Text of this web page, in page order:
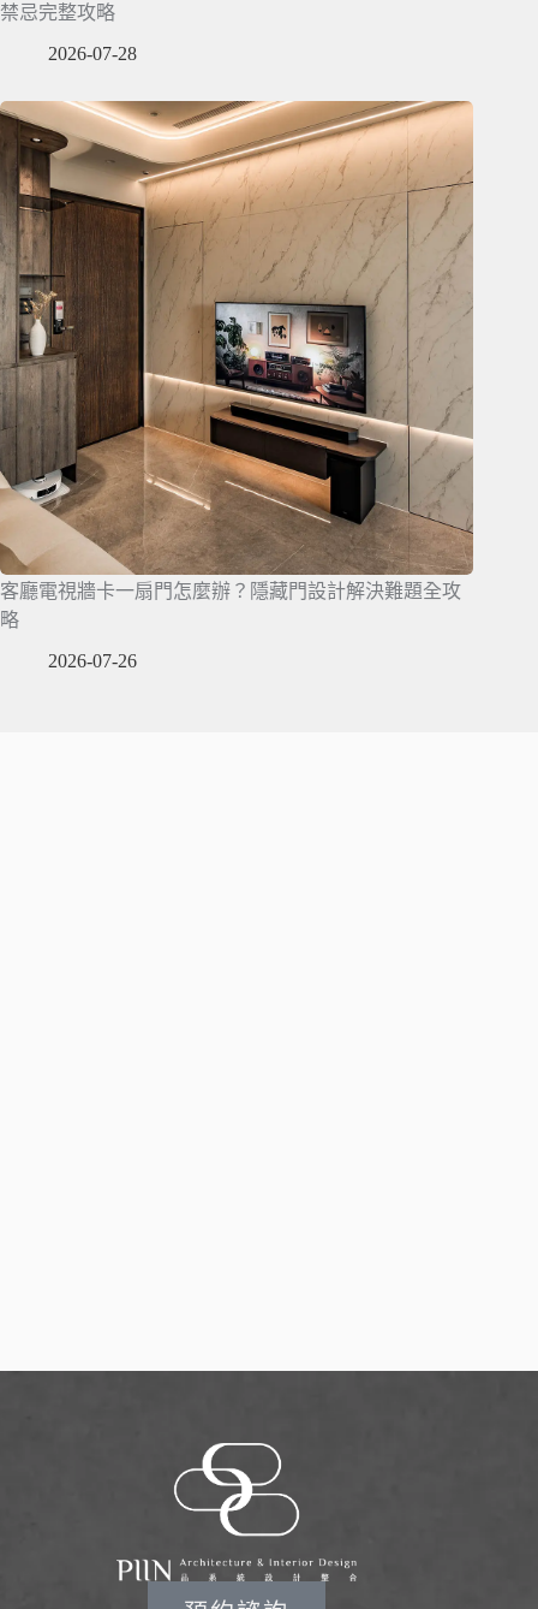
禁忌完整攻略
2026-07-28
客廳電視牆卡一扇門怎麼辦？隱藏門設計解決難題全攻
略
2026-07-26